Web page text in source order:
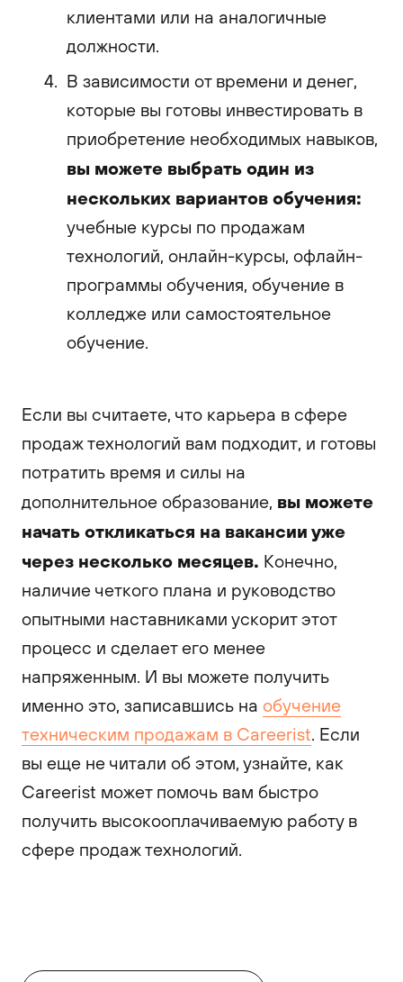
клиентами или на аналогичные
должности.
В зависимости от времени и денег,
которые вы готовы инвестировать в
приобретение необходимых навыков,
вы можете выбрать один из
нескольких вариантов обучения:
учебные курсы по продажам
технологий, онлайн-курсы, офлайн-
программы обучения, обучение в
колледже или самостоятельное
обучение.
Если вы считаете, что карьера в сфере
продаж технологий вам подходит, и готовы
потратить время и силы на
дополнительное образование, вы можете
начать откликаться на вакансии уже
через несколько месяцев. Конечно,
наличие четкого плана и руководство
опытными наставниками ускорит этот
процесс и сделает его менее
напряженным. И вы можете получить
именно это, записавшись на обучение
техническим продажам в Careerist. Если
вы еще не читали об этом, узнайте, как
Careerist может помочь вам быстро
получить высокооплачиваемую работу в
сфере продаж технологий.